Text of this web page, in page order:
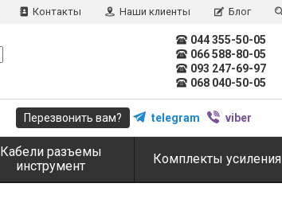
Контакты Наши клиенты Блог
044 355-50-05
066 588-80-05
093 247-69-97
068 040-50-05
Перезвонить вам? telegram viber
Кабели разъемы
инструмент
Комплекты усиления